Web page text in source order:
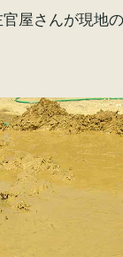
屋さんが現地